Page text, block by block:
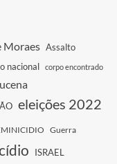
Moraes Assalto
nacional corpo encontrado
eleições 2022
Guerra
ISRAEL